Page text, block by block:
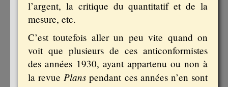
l’argent, la critique du quantitatif et de la
mesure, etc.
C’est toutefois aller un peu vite quand on
voit que plusieurs de ces anticonformistes
des années 1930, ayant appartenu ou non à
la revuePlans pendant ces années n’en sont